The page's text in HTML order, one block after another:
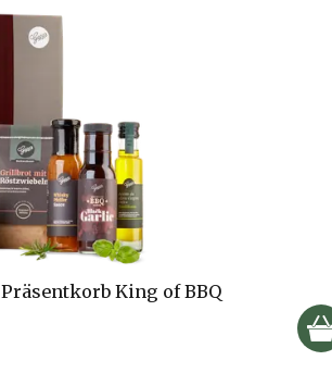
Präsentkorb King of BBQ